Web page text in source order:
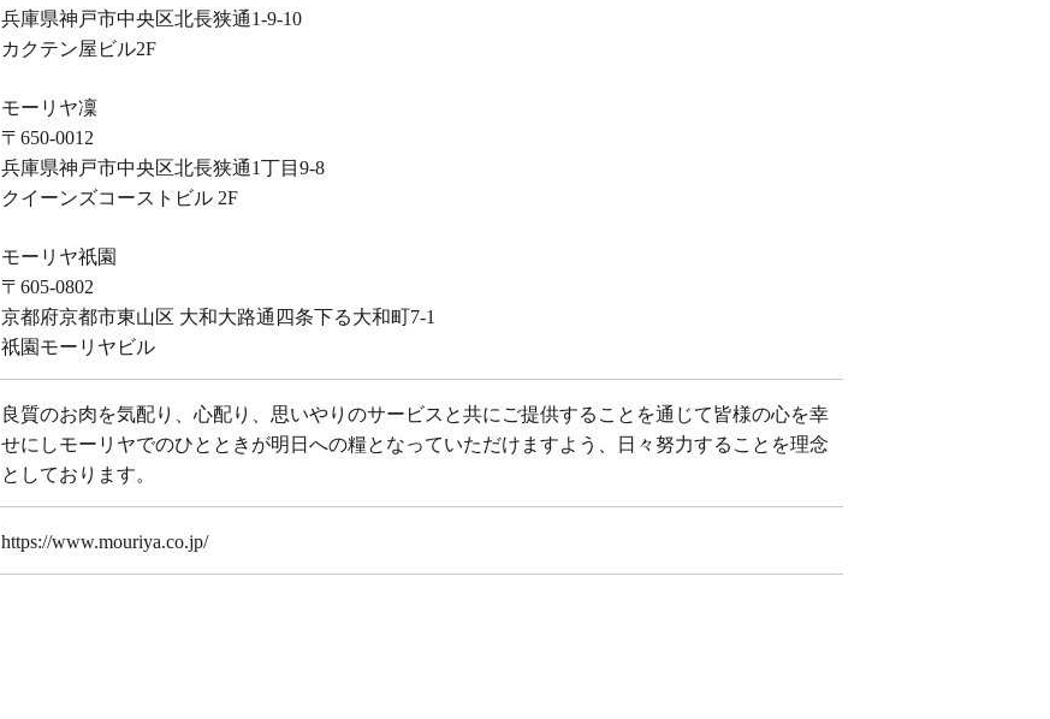
兵庫県神戸市中央区北長狭通1-9-10
カクテン屋ビル2F
モーリヤ凜
〒650-0012
兵庫県神戸市中央区北長狭通1丁目9-8
クイーンズコーストビル 2F
モーリヤ祇園
〒605-0802
京都府京都市東山区 大和大路通四条下る大和町7-1
祇園モーリヤビル
良質のお肉を気配り、心配り、思いやりのサービスと共にご提供することを通じて皆様の心を幸
せにしモーリヤでのひとときが明日への糧となっていただけますよう、日々努力することを理念
としております。
https://www.mouriya.co.jp/